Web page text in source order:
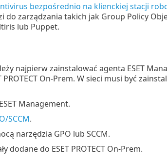
bezpośrednio na klienckiej stacji
zarządzania takich jak Group Policy
lub Puppet.
najpierw zainstalować agenta ESET
On-Prem. W sieci musi być
Management.
SCCM.
narzędzia GPO lub SCCM.
dodane do ESET PROTECT On-Prem.